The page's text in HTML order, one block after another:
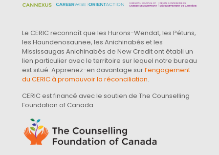
Le CERIC reconnaît que les Hurons-Wendat, les Pétuns,
les Haundenosaunee, les Anichinabés et les
Mississaugas Anichinabés de New Credit ont établi un
lien particulier avec le territoire sur lequel notre bureau
est situé. Apprenez-en davantage surl’engagement
du CERIC à promouvoir la réconciliation.
CERIC est financé avec le soutien de The Counselling
Foundation of Canada.